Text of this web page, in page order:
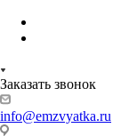
Заказать звонок
info@emzvyatka.ru